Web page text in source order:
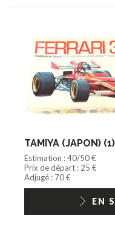
TAMIYA (JAPON) (1)
Estimation : 40/50 €
Prix de départ : 25 €
Adjugé : 70 €
EN